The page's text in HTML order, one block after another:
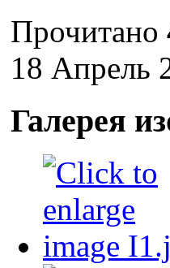
Прочитано
18 Апрель
Галерея